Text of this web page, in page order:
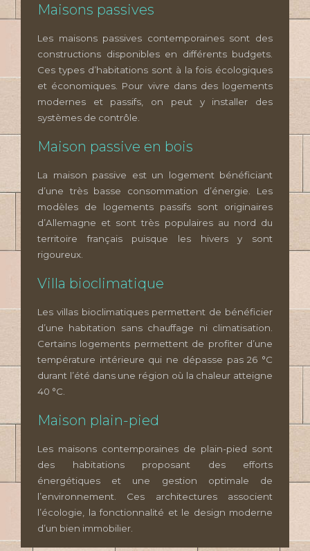
Maisons passives
Les maisons passives contemporaines sont des
constructions disponibles en différents budgets.
Ces types d’habitations sont à la fois écologiques
et économiques. Pour vivre dans des logements
modernes et passifs, on peut y installer des
systèmes de contrôle.
Maison passive en bois
La maison passive est un logement bénéficiant
d’une très basse consommation d’énergie. Les
modèles de logements passifs sont originaires
d’Allemagne et sont très populaires au nord du
territoire français puisque les hivers y sont
rigoureux.
Villa bioclimatique
Les villas bioclimatiques permettent de bénéficier
d’une habitation sans chauffage ni climatisation.
Certains logements permettent de profiter d’une
température intérieure qui ne dépasse pas 26 °C
durant l’été dans une région où la chaleur atteigne
40 °C.
Maison plain-pied
Les maisons contemporaines de plain-pied sont
des habitations proposant des efforts
énergétiques et une gestion optimale de
l’environnement. Ces architectures associent
l’écologie, la fonctionnalité et le design moderne
d’un bien immobilier.